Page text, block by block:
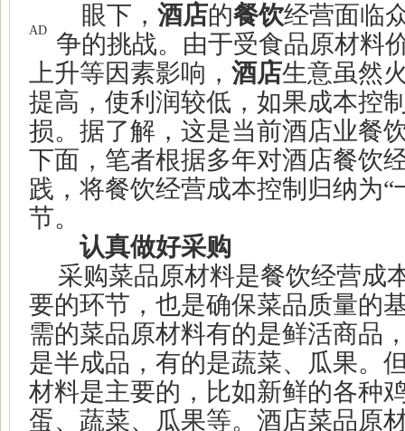
AD
眼下， 酒店的餐饮经营面临
争的挑战。由于受食品原材料
上升等因素影响， 酒店生意虽然
提高，使利润较低，如果成本控
损。据了解，这是当前酒店业餐
下面，笔者根据多年对酒店餐饮
践，将餐饮经营成本控制归纳为“
节。
认真做好采购
采购菜品原材料是餐饮经营成
要的环节，也是确保菜品质量的
需的菜品原材料有的是鲜活商品
是半成品，有的是蔬菜、瓜果。
材料是主要的，比如新鲜的各种
蛋、蔬菜、瓜果等。酒店菜品原